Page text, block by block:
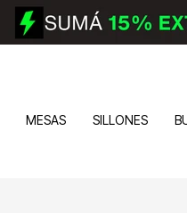
MESAS SILLONES